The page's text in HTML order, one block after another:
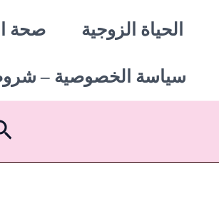
الحياة الزوجية صحة
سياسة الخصوصية –